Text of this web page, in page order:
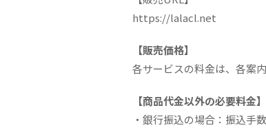
https://lalacl.net
【販売価格】
各サービスの料金は、各案
【商品代金以外の必要料金】
・銀行振込の場合：振込手